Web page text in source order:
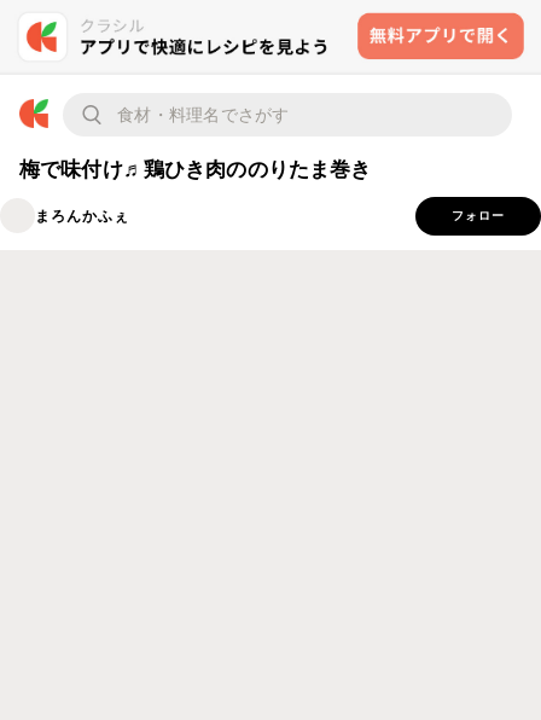
梅で味付け♬鶏ひき肉ののりたま巻き
まろんかふぇ フォロー